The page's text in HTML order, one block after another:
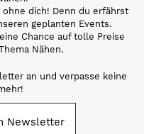
dich! Denn du erfährst
geplanten Events.
Chance auf tolle Preise
Nähen.
an und verpasse keine
Newsletter